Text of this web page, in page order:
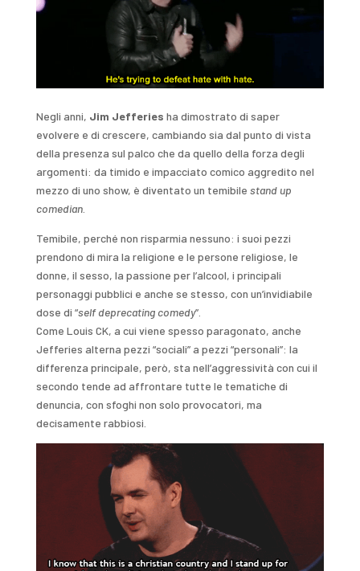
Negli anni, Jim Jefferies ha dimostrato di saper
evolvere e di crescere, cambiando sia dal punto di vista
della presenza sul palco che da quello della forza degli
argomenti: da timido e impacciato comico aggredito nel
mezzo di uno show, è diventato un temibile stand up
comedian.
Temibile, perché non risparmia nessuno: i suoi pezzi
prendono di mira la religione e le persone religiose, le
donne, il sesso, la passione per l’alcool, i principali
personaggi pubblici e anche se stesso, con un’invidiabile
dose di “self deprecating comedy”.
Come Louis CK, a cui viene spesso paragonato, anche
Jefferies alterna pezzi “sociali” a pezzi “personali”: la
differenza principale, però, sta nell’aggressività con cui il
secondo tende ad affrontare tutte le tematiche di
denuncia, con sfoghi non solo provocatori, ma
decisamente rabbiosi.